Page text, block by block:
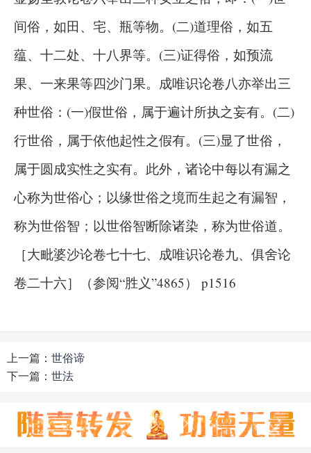
间俗，如田、宅、瓶等物。(二)道理俗，如五
蕴、十二处、十八界等。(三)证得俗，如预流
果、一来果等四沙门果。成唯识论卷八亦举出三
种世俗：(一)假世俗，属于遍计所执之妄有。(二)
行世俗，属于依他起性之假有。(三)显了世俗，
属于圆成实性之实有。此外，诸论中每以有漏之
心称为世俗心；以缘世俗之境而生起之有漏智，
称为世俗智；以世俗智断除诸染，称为世俗道。
［大毗婆沙论卷七十七、成唯识论卷九、俱舍论
卷二十六］（参阅“胜义”4865） p1516
上一篇： 世俗谛
下一篇： 世法